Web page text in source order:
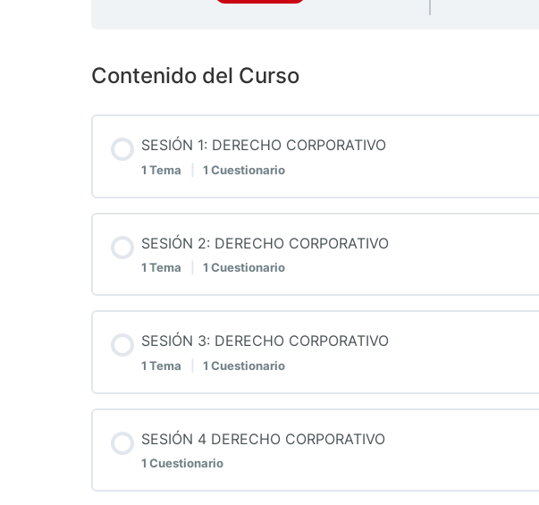
Contenido del Curso
SESIÓN 1: DERECHO CORPORATIVO
1 Tema 1 Cuestionario
QUIZ 1 DERECHO CORPORATIVO
SESIÓN 2: DERECHO CORPORATIVO
1 Tema 1 Cuestionario
QUIZ 2 DERECHO CORPORATIVO
SESIÓN 3: DERECHO CORPORATIVO
1 Tema 1 Cuestionario
SESIÓN 4 DERECHO CORPORATIVO
1 Cuestionario